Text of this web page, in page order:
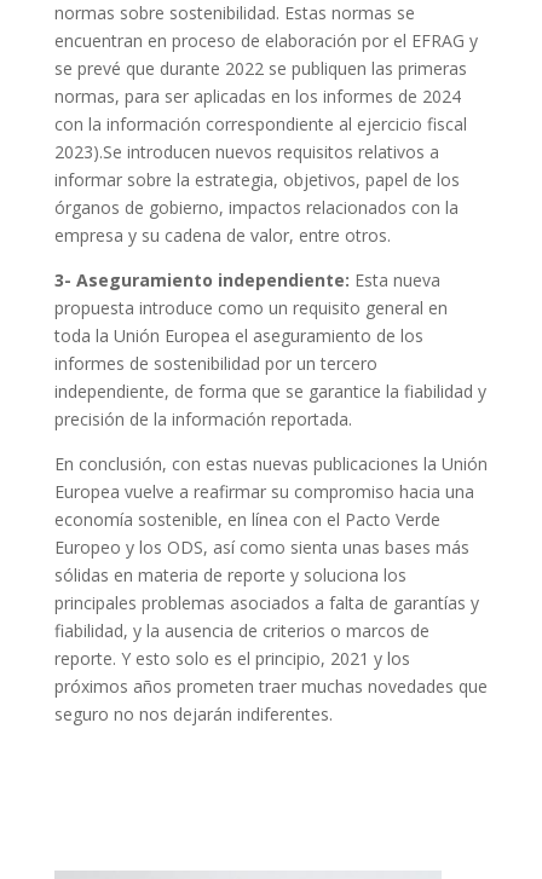
normas sobre sostenibilidad. Estas normas se
encuentran en proceso de elaboración por el EFRAG y
se prevé que durante 2022 se publiquen las primeras
normas, para ser aplicadas en los informes de 2024
con la información correspondiente al ejercicio fiscal
2023).Se introducen nuevos requisitos relativos a
informar sobre la estrategia, objetivos, papel de los
órganos de gobierno, impactos relacionados con la
empresa y su cadena de valor, entre otros.
3- Aseguramiento independiente: Esta nueva
propuesta introduce como un requisito general en
toda la Unión Europea el aseguramiento de los
informes de sostenibilidad por un tercero
independiente, de forma que se garantice la fiabilidad y
precisión de la información reportada.
En conclusión, con estas nuevas publicaciones la Unión
Europea vuelve a reafirmar su compromiso hacia una
economía sostenible, en línea con el Pacto Verde
Europeo y los ODS, así como sienta unas bases más
sólidas en materia de reporte y soluciona los
principales problemas asociados a falta de garantías y
fiabilidad, y la ausencia de criterios o marcos de
reporte. Y esto solo es el principio, 2021 y los
próximos años prometen traer muchas novedades que
seguro no nos dejarán indiferentes.